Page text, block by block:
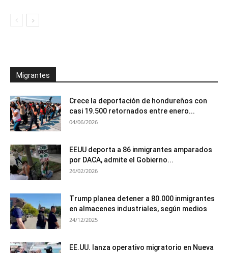
Migrantes
Crece la deportación de hondureños con
casi 19.500 retornados entre enero...
04/06/2026
EEUU deporta a 86 inmigrantes amparados
por DACA, admite el Gobierno...
26/02/2026
Trump planea detener a 80.000 inmigrantes
en almacenes industriales, según medios
24/12/2025
EE.UU. lanza operativo migratorio en Nueva